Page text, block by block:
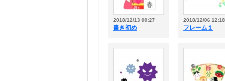
2018/12/13 00:27
書き初め
2018/12/06 12:18
フレーム１